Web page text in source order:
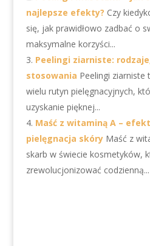
najlepsze efekty? Czy
się, jak prawidłowo zadbać o
maksymalne korzyści...
Peelingi ziarniste:
stosowania Peelingi
wielu rutyn pielęgnacyjnych,
uzyskanie pięknej...
Maść z witaminą A –
pielęgnacja skóry Maść z
skarb w świecie kosmetyków,
zrewolucjonizować codzienną...